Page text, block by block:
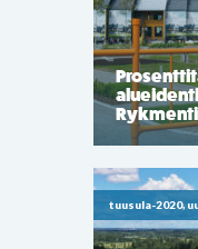
tuusula-2020,